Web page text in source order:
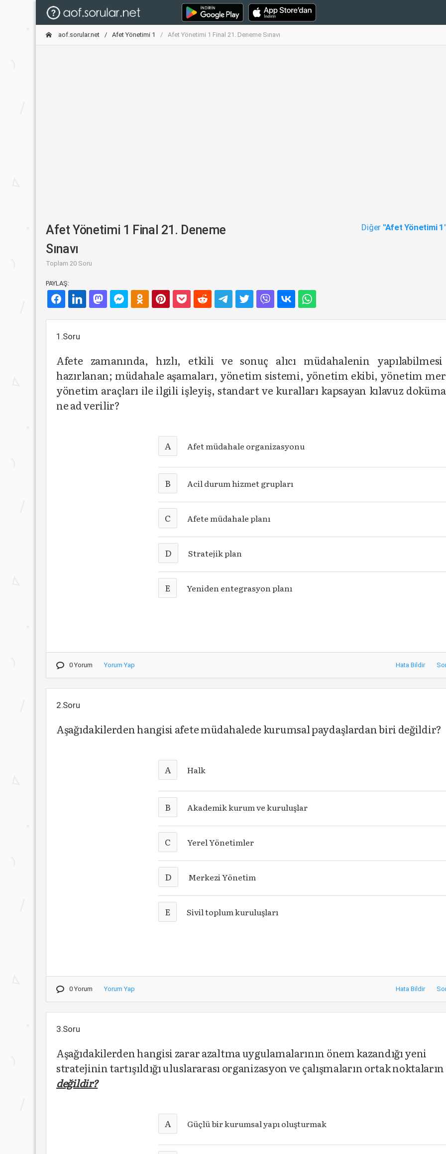
aof.sorular.net Afet Yönetimi 1 Afet Yönetimi 1 Final 21. Deneme Sınavı
Afet Yönetimi 1 Final 21. Deneme
Sınavı
Toplam 20 Soru
Diğer "Afet Yönetimi
PAYLAŞ:
1.Soru
Afete zamanında, hızlı, etkili ve sonuç alıcı müda­halenin
hazırlanan; müdahale aşamaları, yönetim sistemi, yönetim ekibi, yöne­tim
yönetim araçları ile ilgili işleyiş, stan­dart ve kuralları kapsayan kılavuz
ne ad verilir?
A Afet müdahale organizasyonu
B Acil durum hizmet grupları
C Afete müdahale planı
D Stratejik plan
E Yeniden entegrasyon planı
0 Yorum Yorum Yap Hata Bildir
2.Soru
Aşağıdakilerden hangisi afete müdahalede kurumsal paydaşlardan biri değildir?
A Halk
B Akademik kurum ve kuruluşlar
C Yerel Yönetimler
D Merkezi Yönetim
E Sivil toplum kuruluşları
0 Yorum Yorum Yap Hata Bildir
3.Soru
Aşağıdakilerden hangisi zarar azaltma uygulamalarının önem kazandığı yeni
stratejinin tartışıldığı uluslararası organizasyon ve çalışmaların ortak
değildir?
A Güçlü bir kurumsal yapı oluşturmak